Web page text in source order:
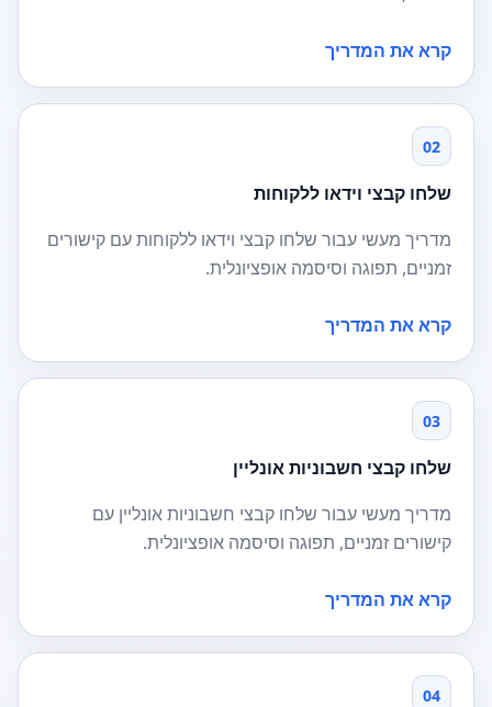
קרא את המדריך
02
שלחו קבצי וידאו ללקוחות
מדריך מעשי עבור שלחו קבצי וידאו ללקוחות עם קישורים
זמניים, תפוגה וסיסמה אופציונלית.
קרא את המדריך
03
שלחו קבצי חשבוניות אונליין
מדריך מעשי עבור שלחו קבצי חשבוניות אונליין עם
קישורים זמניים, תפוגה וסיסמה אופציונלית.
קרא את המדריך
04